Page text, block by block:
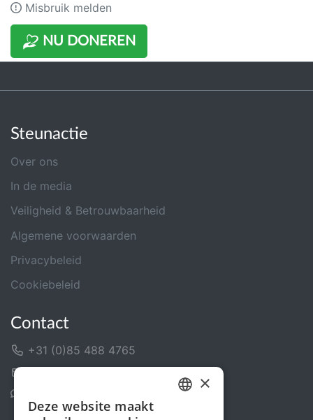
NU DONEREN
Misbruik melden
Steunactie
Over ons
In de media
Veiligheid & Betrouwbaarheid
Algemene voorwaarden
Privacybeleid
Cookiebeleid
Contact
+31 (0)85 488 4765
×
Deze website maakt